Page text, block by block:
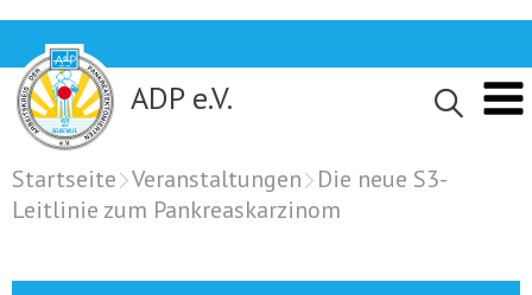
to
content
ADP e.V.
Startseite Veranstaltungen
Die neue S3-
Leitlinie zum Pankreaskarzinom